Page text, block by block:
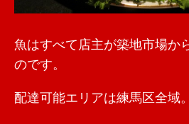
魚はすべて店主が築地市場か
のです。
配達可能エリアは練馬区全域。